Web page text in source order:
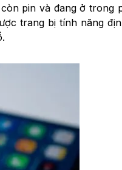
pin và đang ở trong
trang bị tính năng